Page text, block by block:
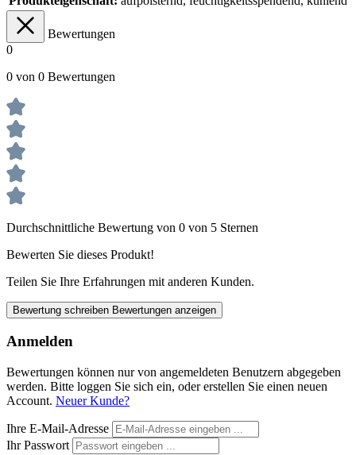
Bewertungen
0
0 von 0 Bewertungen
Durchschnittliche Bewertung von 0 von 5 Sternen
Bewerten Sie dieses Produkt!
Teilen Sie Ihre Erfahrungen mit anderen Kunden.
Bewertung schreiben Bewertungen anzeigen
Anmelden
Bewertungen können nur von angemeldeten Benutzern abgegeben
werden. Bitte loggen Sie sich ein, oder erstellen Sie einen neuen
Account. Neuer Kunde?
Ihre E-Mail-Adresse
Ihr Passwort